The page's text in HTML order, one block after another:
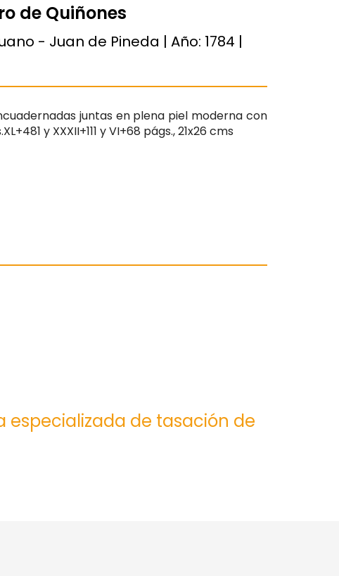
de Quiñones
- Juan de Pineda | Año: 1784 |
juntas en plena piel moderna con
y XXXII+111 y VI+68 págs., 21x26 cms
especializada de tasación de